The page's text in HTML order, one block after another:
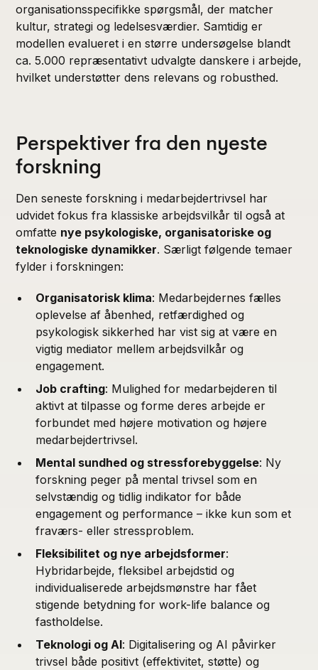
organisationsspecifikke spørgsmål, der matcher
kultur, strategi og ledelsesværdier. Samtidig er
modellen evalueret i en større undersøgelse blandt
ca. 5.000 repræsentativt udvalgte danskere i arbejde,
hvilket understøtter dens relevans og robusthed.
Perspektiver fra den nyeste
forskning
Den seneste forskning i medarbejdertrivsel har
udvidet fokus fra klassiske arbejdsvilkår til også at
omfatte nye psykologiske, organisatoriske og
teknologiske dynamikker. Særligt følgende temaer
fylder i forskningen:
Organisatorisk klima: Medarbejdernes fælles
oplevelse af åbenhed, retfærdighed og
psykologisk sikkerhed har vist sig at være en
vigtig mediator mellem arbejdsvilkår og
engagement.
Job crafting: Mulighed for medarbejderen til
aktivt at tilpasse og forme deres arbejde er
forbundet med højere motivation og højere
medarbejdertrivsel.
Mental sundhed og stressforebyggelse: Ny
forskning peger på mental trivsel som en
selvstændig og tidlig indikator for både
engagement og performance – ikke kun som et
fraværs- eller stressproblem.
Fleksibilitet og nye arbejdsformer:
Hybridarbejde, fleksibel arbejdstid og
individualiserede arbejdsmønstre har fået
stigende betydning for work-life balance og
fastholdelse.
Teknologi og AI: Digitalisering og AI påvirker
trivsel både positivt (effektivitet, støtte) og